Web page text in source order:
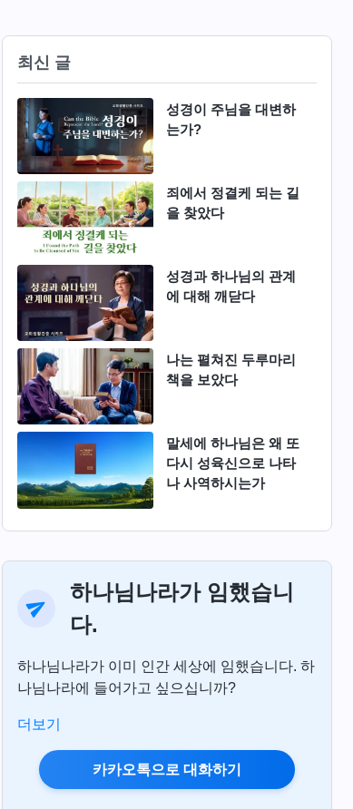
최신 글
성경이 주님을 대변하
는가?
죄에서 정결케 되는 길
을 찾았다
성경과 하나님의 관계
에 대해 깨닫다
나는 펼쳐진 두루마리
책을 보았다
말세에 하나님은 왜 또
다시 성육신으로 나타
나 사역하시는가
하나님나라가 임했습니
다.
하나님나라가 이미 인간 세상에 임했습니다. 하
나님나라에 들어가고 싶으십니까?
더보기
카카오톡으로 대화하기